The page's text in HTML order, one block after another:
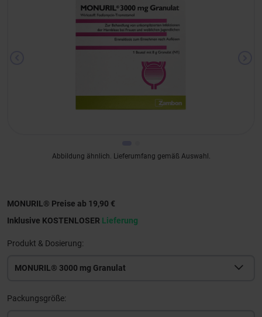
Abbildung ähnlich. Lieferumfang gemäß Auswahl.
MONURIL® Preise ab 19,90 €
Inklusive KOSTENLOSER Lieferung
Produkt & Dosierung:
MONURIL® 3000 mg Granulat
Packungsgröße: